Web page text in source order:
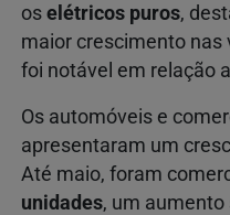
os elétricos puros,
maior crescimento nas
foi notável em relação
Os automóveis e
apresentaram um
Até maio, foram
unidades, um